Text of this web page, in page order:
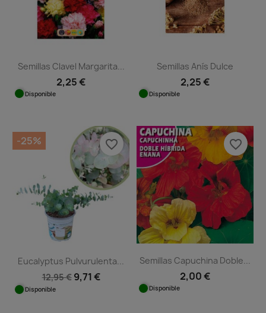
Semillas Clavel Margarita...
2,25 €
Disponible
Semillas Anís Dulce
2,25 €
Disponible
Eucalyptus Pulvurulenta...
12,95 € 9,71 €
Disponible
-25% favorite_border
Semillas Capuchina Doble...
2,00 €
Disponible
favorite_border